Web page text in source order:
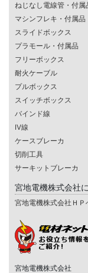
ねじなし電線管・付属
マシンフレキ・付属品
スライドボックス
プラモール・付属品
フリーボックス
耐火ケーブル
プルボックス
スイッチボックス
バインド線
IV線
ケースブレーカ
切削工具
サーキットブレーカ
宮地電機株式会社
宮地電機株式会社ＨＰ
宮地電機株式会社